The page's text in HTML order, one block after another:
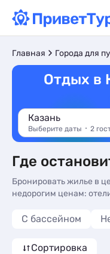
Главная Города для
Отдых в
Казань
Выберите даты 2
Где
Бронировать жилье в
недорогим ценам:
вариантов, от 2360
С бассейном
Сортировка